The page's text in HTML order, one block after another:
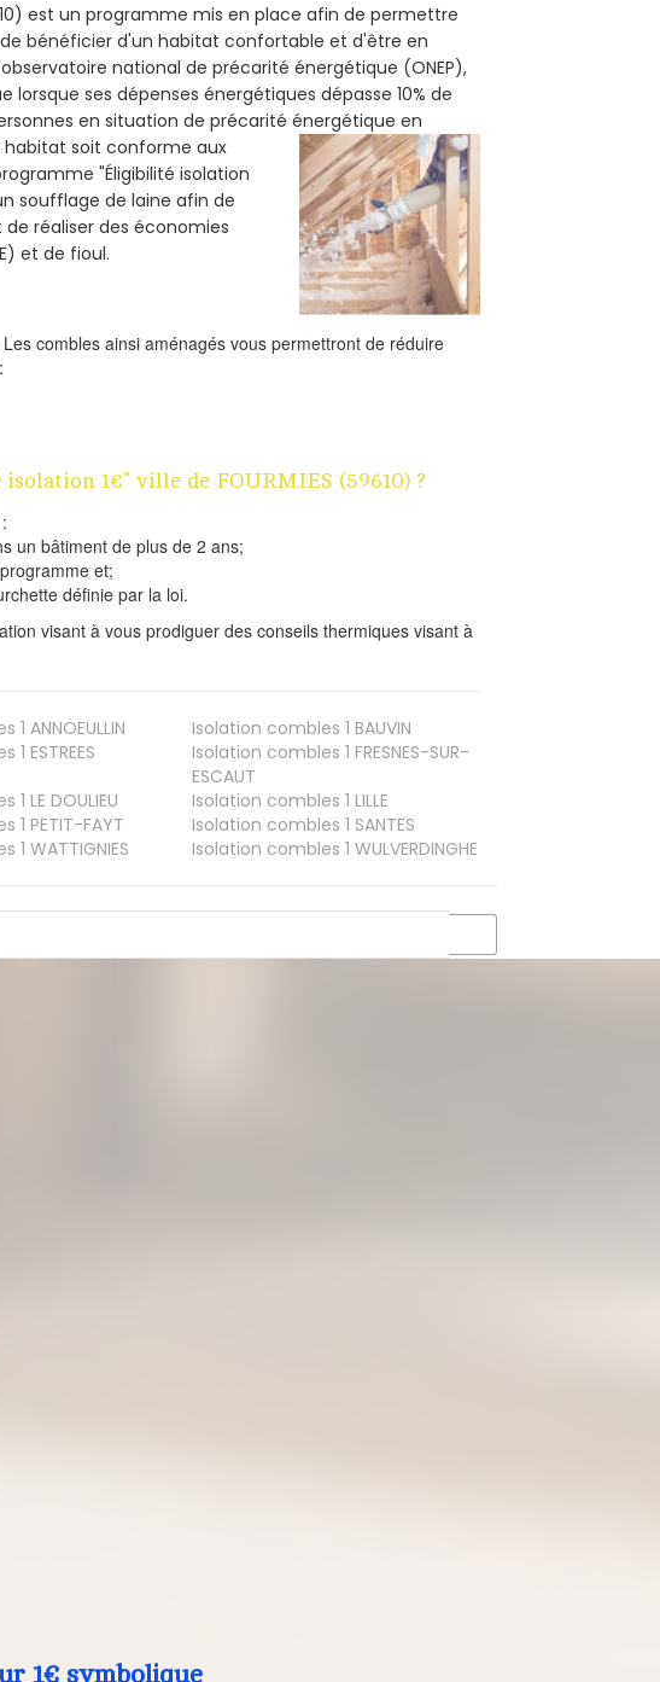
est un programme mis en place afin de permettre
de bénéficier d'un habitat confortable et d'être en
national de précarité énergétique (ONEP),
ses dépenses énergétiques dépasse 10% de
en situation de précarité énergétique en
soit conforme aux
"Éligibilité isolation
soufflage de laine afin de
réaliser des économies
et de fioul.
combles ainsi aménagés vous permettront de réduire
1€" ville de FOURMIES (59610) ?
un bâtiment de plus de 2 ans;
et;
définie par la loi.
visant à vous prodiguer des conseils thermiques visant à
1 ANNOEULLIN Isolation combles 1 BAUVIN
1 ESTREES Isolation combles 1 FRESNES-SUR-
ESCAUT
1 LE DOULIEU Isolation combles 1 LILLE
1 PETIT-FAYT Isolation combles 1 SANTES
1 WATTIGNIES Isolation combles 1 WULVERDINGHE
1€ symbolique